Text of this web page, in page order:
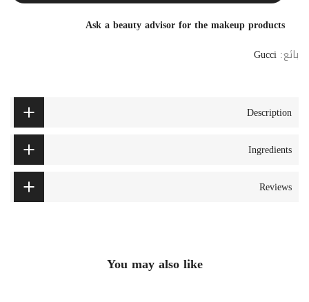
Ask a beauty advisor for the makeup products
بائع: Gucci
Description
Ingredients
Reviews
You may also like